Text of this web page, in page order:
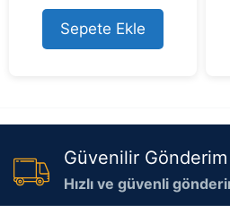
u
t
o
f
Sepete Ekle
Güvenilir Gönderim
Hızlı ve güvenli